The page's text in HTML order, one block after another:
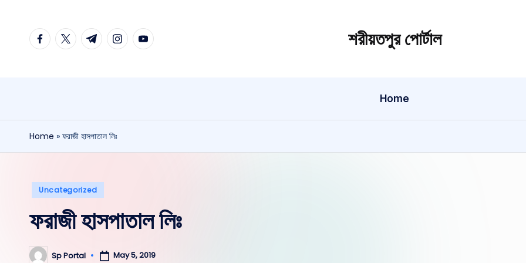
facebook.com
twitter.com
t.me instagram.com
youtube.com শরীয়তপুর পোর্টাল
শরীয়তপুর
অনলাইন
তথ্য
Home
Home » ফরাজী হাসপাতাল লিঃ
Posted
Uncategorized
ফরাজী হাসপাতাল লিঃ
PostedSp Portal May 5, 2019